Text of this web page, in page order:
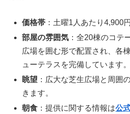
価格帯 ：土曜1人あたり4,900
部屋の雰囲気 ：全20棟のコテ
広場を囲む形で配置され、各
ューテラスを完備しています。
眺望 ：広大な芝生広場と周囲
きます。
朝食 ：提供に関する情報は公